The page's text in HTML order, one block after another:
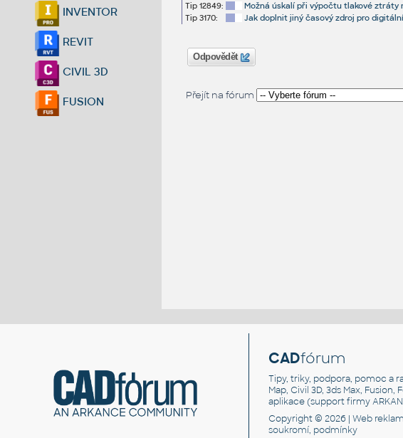
INVENTOR
REVIT
CIVIL 3D
FUSION
Tip 12849:
Možná úskalí při výpočtu tlakové ztráty
Tip 3170:
Jak doplnit jiný časový zdroj pro
Odpovědět
Přejít na fórum
CADfórum
Tipy, triky, podpora, pomoc a
Map, Civil 3D, 3ds Max,
aplikace (support firmy
Copyright © 2026 |Web
soukromí, podmínky